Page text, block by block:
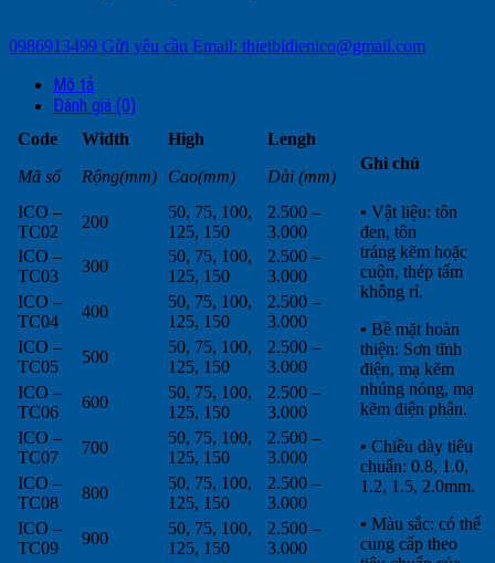
0986913499 Gửi yêu cầu Email: thietbidienico@gmail.com
Mô tả
Đánh giá (0)
Code
Mã số
Width
Rộng(mm)
High
Cao(mm)
Lengh
Dài (mm)
Ghi chú
ICO –
TC02
200
50, 75, 100,
125, 150
2.500 –
3.000
• Vật liệu: tôn
đen, tôn
tráng kẽm hoặc
cuộn, thép tấm
không rỉ.
• Bề mặt hoàn
thiện: Sơn tĩnh
điện, mạ kẽm
nhúng nóng, mạ
kẽm điện phân.
• Chiều dày tiêu
chuẩn: 0.8, 1.0,
1.2, 1.5, 2.0mm.
• Màu sắc: có thể
cung cấp theo
ICO –
TC03
300
50, 75, 100,
125, 150
2.500 –
3.000
ICO –
TC04
400
50, 75, 100,
125, 150
2.500 –
3.000
ICO –
TC05
500
50, 75, 100,
125, 150
2.500 –
3.000
ICO –
TC06
600
50, 75, 100,
125, 150
2.500 –
3.000
ICO –
TC07
700
50, 75, 100,
125, 150
2.500 –
3.000
ICO –
TC08
800
50, 75, 100,
125, 150
2.500 –
3.000
ICO –
TC09
900
50, 75, 100,
125, 150
2.500 –
3.000